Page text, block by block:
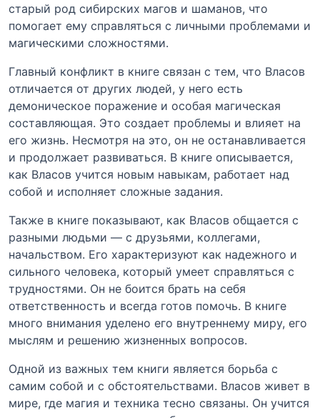
старый род сибирских магов и шаманов, что
помогает ему справляться с личными проблемами и
магическими сложностями.
Главный конфликт в книге связан с тем, что Власов
отличается от других людей, у него есть
демоническое поражение и особая магическая
составляющая. Это создает проблемы и влияет на
его жизнь. Несмотря на это, он не останавливается
и продолжает развиваться. В книге описывается,
как Власов учится новым навыкам, работает над
собой и исполняет сложные задания.
Также в книге показывают, как Власов общается с
разными людьми — с друзьями, коллегами,
начальством. Его характеризуют как надежного и
сильного человека, который умеет справляться с
трудностями. Он не боится брать на себя
ответственность и всегда готов помочь. В книге
много внимания уделено его внутреннему миру, его
мыслям и решению жизненных вопросов.
Одной из важных тем книги является борьба с
самим собой и с обстоятельствами. Власов живет в
мире, где магия и техника тесно связаны. Он учится